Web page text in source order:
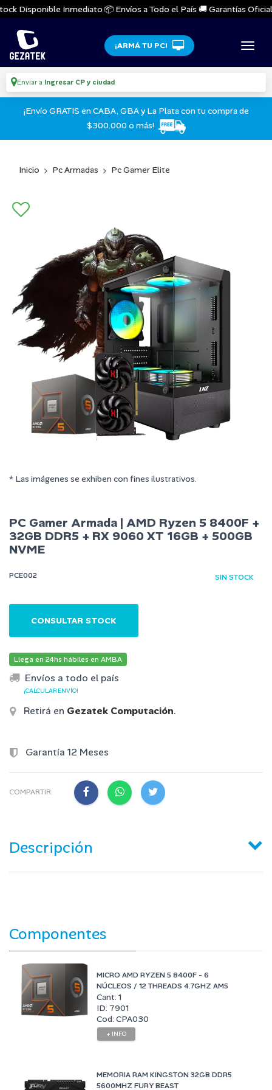
Disponible Inmediato 📦 Envíos a Todo el País 🚚 Garantías
¡ARMÁ TU PC!
Enviar a Ingresar CP y ciudad
¡Envío GRATIS en CABA, GBA y La Plata con tu compra de
$300.000 o más!
Inicio Pc Armadas Pc Gamer Elite
* Las imágenes se exhiben con fines ilustrativos.
PC Gamer Armada | AMD Ryzen 5 8400F +
32GB DDR5 + RX 9060 XT 16GB + 500GB
NVME
PCE002 SIN STOCK
CONSULTAR STOCK
Llega en 24hs hábiles en AMBA
Envíos a todo el país
¡CALCULAR ENVÍO!
Retirá en Gezatek Computación.
Garantía 12 Meses
COMPARTIR:
Descripción
Componentes
MICRO AMD RYZEN 5 8400F - 6
NÚCLEOS / 12 THREADS 4.7GHZ AM5
Cant: 1
ID: 7901
Cod: CPA030
+ INFO
MEMORIA RAM KINGSTON 32GB DDR5
5600MHZ FURY BEAST